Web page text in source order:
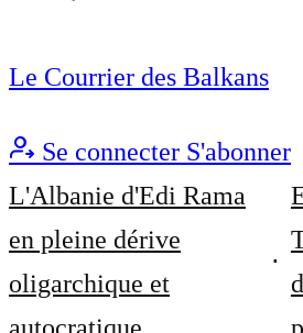
Le Courrier des Balkans
Se connecter S'abonner
L'Albanie d'Edi Rama
en pleine dérive
oligarchique et